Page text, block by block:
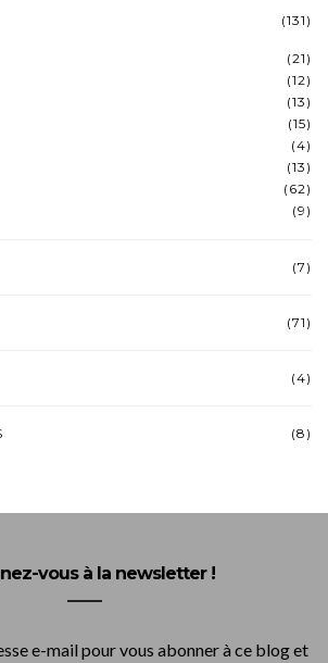
(131)
(21)
(12)
(13)
(15)
(4)
(13)
(62)
(9)
(7)
(71)
(4)
(8)
vous à la newsletter !
e-mail pour vous abonner à ce blog et